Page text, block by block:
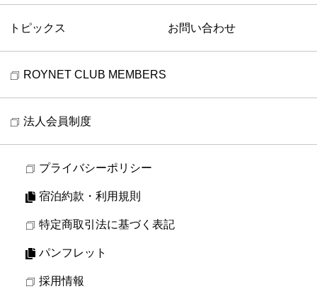
トピックス お問い合わせ
ROYNET CLUB MEMBERS
法人会員制度
プライバシーポリシー
宿泊約款・利用規則
特定商取引法に基づく表記
パンフレット
採用情報